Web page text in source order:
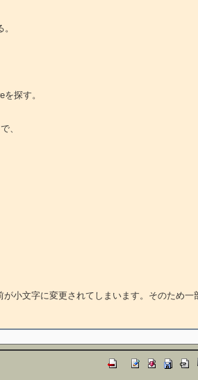
探す。
、
小文字に変更されてしまいます。そのため